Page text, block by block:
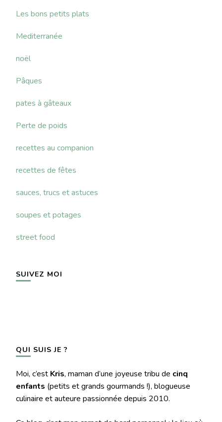
Les bons petits plats
Mediterranée
noël
Pâques
pates à gâteaux
Perte de poids
recettes au companion
recettes de fêtes
sauces, trucs et astuces
soupes et potages
street food
SUIVEZ MOI
QUI SUIS JE ?
Moi, c’est Kris, maman d’une joyeuse tribu de cinq
enfants (petits et grands gourmands !), blogueuse
culinaire et auteure passionnée depuis 2010.